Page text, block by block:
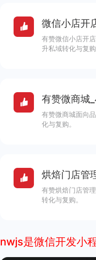
微信小店开
有赞微信小店开
升私域转化与复购
有赞微商城
有赞微商城面向
化与复购。
烘焙门店管
有赞烘焙门店管
转化与复购。
nwjs是微信开发小